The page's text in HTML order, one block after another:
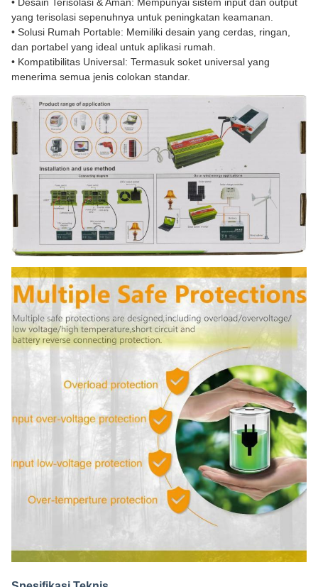
yang terisolasi sepenuhnya untuk peningkatan keamanan.
• Solusi Rumah Portable: Memiliki desain yang cerdas, ringan,
dan portabel yang ideal untuk aplikasi rumah.
• Kompatibilitas Universal: Termasuk soket universal yang
menerima semua jenis colokan standar.